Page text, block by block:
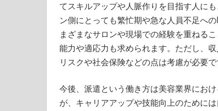
てスキルアップや人脈作りを目指す人に
ン側にとっても繁忙期や急な人員不足へ
まざまなサロンや現場での経験を重ねる
能力や適応力も求められます。ただし、
リスクや社会保険などの点は考慮が必要
今後、派遣という働き方は美容業界にお
が、キャリアアップや技能向上のために